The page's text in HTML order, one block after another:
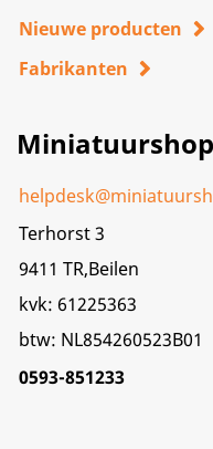
Nieuwe producten
Fabrikanten
Terhorst 3
9411 TR,Beilen
kvk: 61225363
btw: NL854260523B01
0593-851233